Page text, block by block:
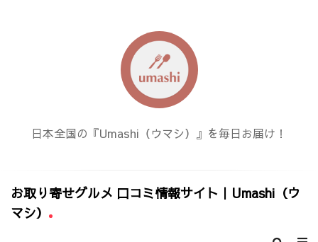
日本全国の『Umashi（ウマシ）』を毎日お届け！
お取り寄せグルメ 口コミ情報サイト｜Umashi（ウ
マシ）